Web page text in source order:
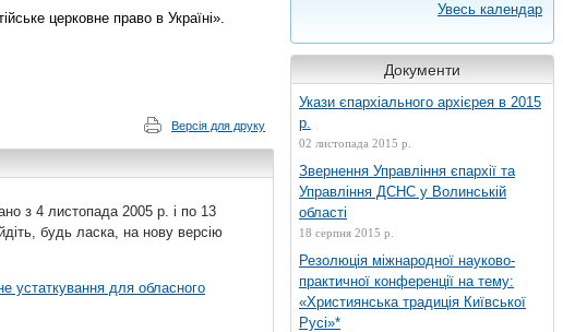
церковне право в Україні».
Версія для друку
з 4 листопада 2005 р. і по 13
будь ласка, на нову версію
устаткування для обласного
Увесь календар
Документи
Укази єпархіального архієрея в 2015
р.
02 листопада 2015 р.
Звернення Управління єпархії та
Управління ДСНС у Волинській
області
18 серпня 2015 р.
Резолюція міжнародної науково-
практичної конференції на тему:
«Християнська традиція Київської
Русі»*